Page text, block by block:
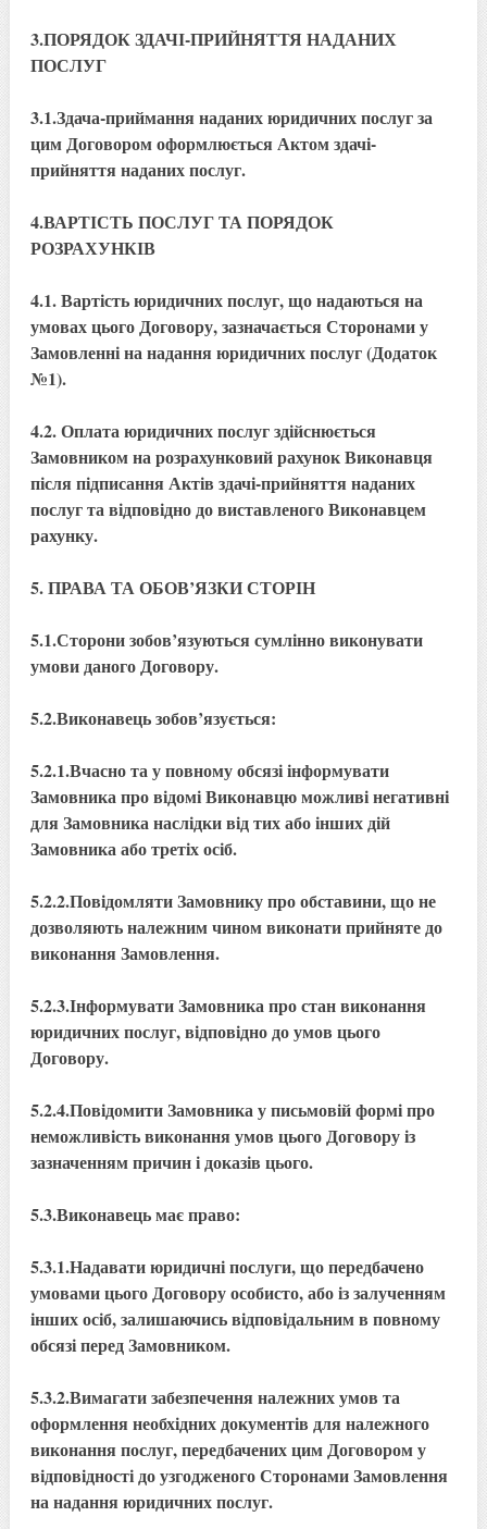
3.ПОРЯДОК ЗДАЧІ-ПРИЙНЯТТЯ НАДАНИХ
ПОСЛУГ
3.1.Здача-приймання наданих юридичних послуг за
цим Договором оформлюється Актом здачі-
прийняття наданих послуг.
4.ВАРТІСТЬ ПОСЛУГ ТА ПОРЯДОК
РОЗРАХУНКІВ
4.1. Вартість юридичних послуг, що надаються на
умовах цього Договору, зазначається Сторонами у
Замовленні на надання юридичних послуг (Додаток
№1).
4.2. Оплата юридичних послуг здійснюється
Замовником на розрахунковий рахунок Виконавця
після підписання Актів здачі-прийняття наданих
послуг та відповідно до виставленого Виконавцем
рахунку.
5. ПРАВА ТА ОБОВ’ЯЗКИ СТОРІН
5.1.Сторони зобов’язуються сумлінно виконувати
умови даного Договору.
5.2.Виконавець зобов’язується:
5.2.1.Вчасно та у повному обсязі інформувати
Замовника про відомі Виконавцю можливі негативні
для Замовника наслідки від тих або інших дій
Замовника або третіх осіб.
5.2.2.Повідомляти Замовнику про обставини, що не
дозволяють належним чином виконати прийняте до
виконання Замовлення.
5.2.3.Інформувати Замовника про стан виконання
юридичних послуг, відповідно до умов цього
Договору.
5.2.4.Повідомити Замовника у письмовій формі про
неможливість виконання умов цього Договору із
зазначенням причин і доказів цього.
5.3.Виконавець має право:
5.3.1.Надавати юридичні послуги, що передбачено
умовами цього Договору особисто, або із залученням
інших осіб, залишаючись відповідальним в повному
обсязі перед Замовником.
5.3.2.Вимагати забезпечення належних умов та
оформлення необхідних документів для належного
виконання послуг, передбачених цим Договором у
відповідності до узгодженого Сторонами Замовлення
на надання юридичних послуг.